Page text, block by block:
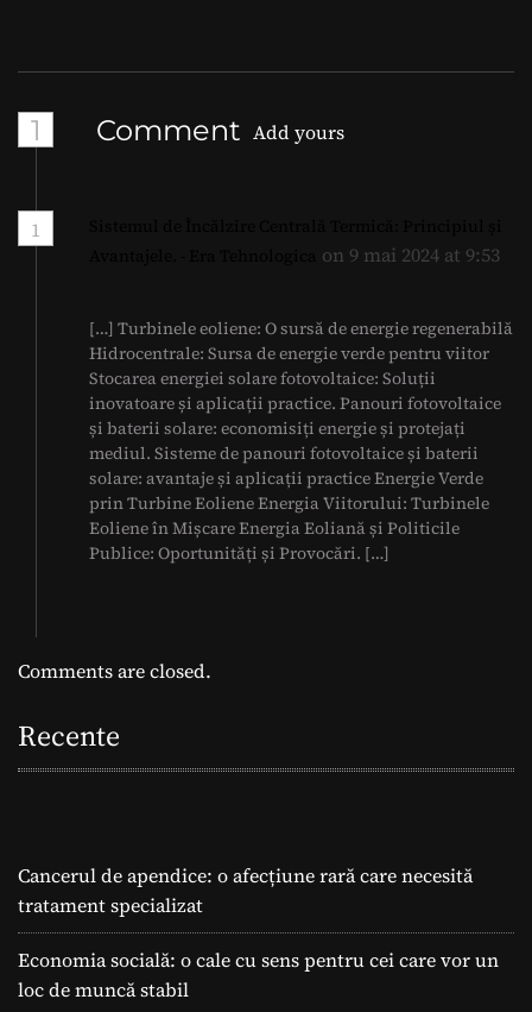
1 Comment Add yours
1
on 9 mai 2024 at 9:53
[…] Turbinele eoliene: O sursă de energie regenerabilă
Hidrocentrale: Sursa de energie verde pentru viitor
Stocarea energiei solare fotovoltaice: Soluții
inovatoare și aplicații practice. Panouri fotovoltaice
și baterii solare: economisiți energie și protejați
mediul. Sisteme de panouri fotovoltaice și baterii
solare: avantaje și aplicații practice Energie Verde
prin Turbine Eoliene Energia Viitorului: Turbinele
Eoliene în Mișcare Energia Eoliană și Politicile
Publice: Oportunități și Provocări. […]
Comments are closed.
Recente
Cancerul de apendice: o afecțiune rară care necesită
tratament specializat
Economia socială: o cale cu sens pentru cei care vor un
loc de muncă stabil